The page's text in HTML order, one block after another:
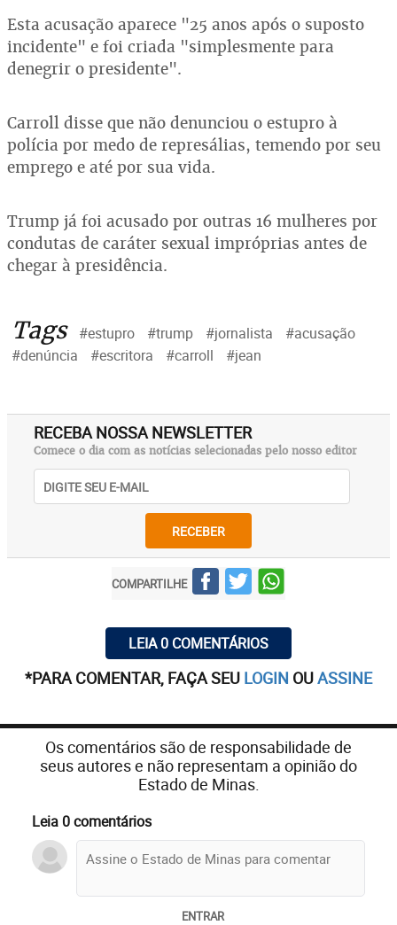
Esta acusação aparece "25 anos após o suposto
incidente" e foi criada "simplesmente para
denegrir o presidente".
Carroll disse que não denunciou o estupro à
polícia por medo de represálias, temendo por seu
emprego e até por sua vida.
Trump já foi acusado por outras 16 mulheres por
condutas de caráter sexual impróprias antes de
chegar à presidência.
Tags #estupro #trump #jornalista
#acusação
#denúncia
#escritora #carroll #jean
RECEBA NOSSA NEWSLETTER
Comece o dia com as notícias selecionadas pelo nosso editor
RECEBER
COMPARTILHE
LEIA 0 COMENTÁRIOS
*PARA COMENTAR, FAÇA SEU LOGIN OUASSINE
Os comentários são de responsabilidade de
seus autores e não representam a opinião do
Estado de Minas.
Leia 0 comentários
ENTRAR